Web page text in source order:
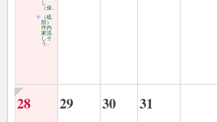
し
（保..
（砥
部）
坪内
家流
しそ
う..
28 29 30 31